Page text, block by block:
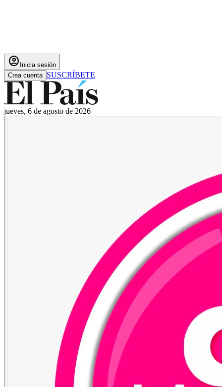
account_circle Inicia sesión
Crea cuenta SUSCRÍBETE
jueves, 6 de agosto de 2026